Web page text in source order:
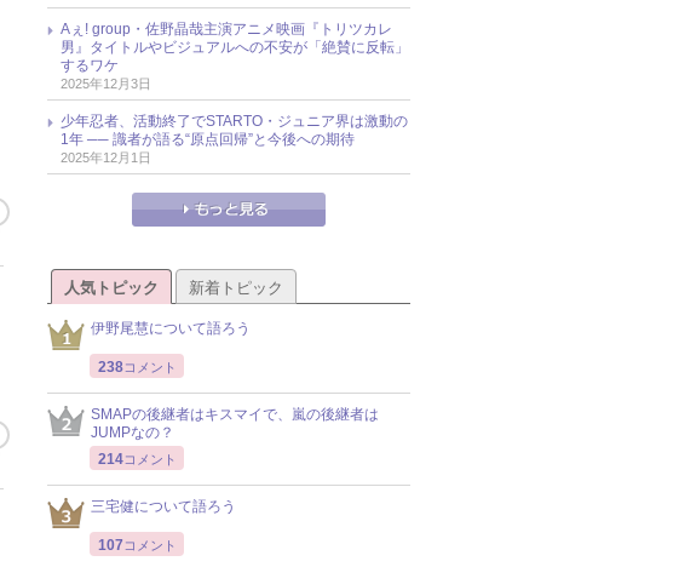
Aぇ! group・佐野晶哉主演アニメ映画『トリツカレ
男』タイトルやビジュアルへの不安が「絶賛に反転」
するワケ
2025年12月3日
少年忍者、活動終了でSTARTO・ジュニア界は激動の
1年 ── 識者が語る“原点回帰”と今後への期待
2025年12月1日
人気トピック 新着トピック
伊野尾慧について語ろう
238コメント
SMAPの後継者はキスマイで、嵐の後継者は
JUMPなの？
214コメント
三宅健について語ろう
107 コメント